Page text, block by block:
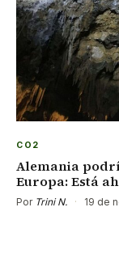
CO2
Alemania
Europa: Está
Por Trini N. · 19 de